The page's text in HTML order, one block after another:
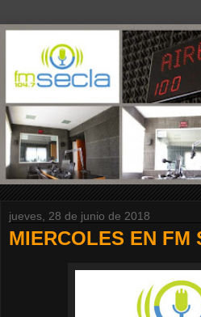
jueves, 28 de junio de 2018
MIERCOLES EN FM